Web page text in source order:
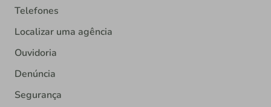
Telefones
Localizar uma agência
Ouvidoria
Denúncia
Segurança